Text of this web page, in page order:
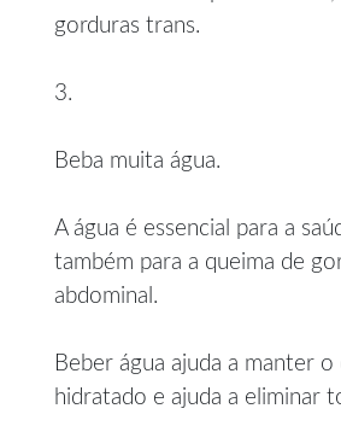
gorduras trans.
3.
Beba muita água.
A água é essencial para a
também para a queima de
abdominal.
Beber água ajuda a manter
hidratado e ajuda a eliminar